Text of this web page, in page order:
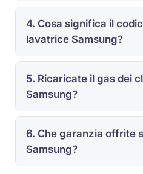
4. Cosa significa il
lavatrice Samsung?
5. Ricaricate il gas dei
Samsung?
6. Che garanzia offrite
Samsung?